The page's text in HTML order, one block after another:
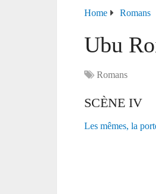
Home Romans
Ubu
Romans
SCÈNE IV
Les mêmes, la